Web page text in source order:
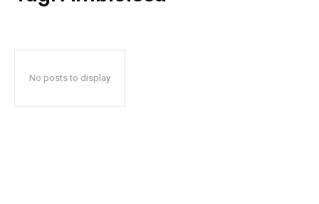
No posts to display